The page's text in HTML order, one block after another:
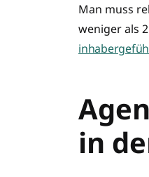
Man muss
weniger als
in